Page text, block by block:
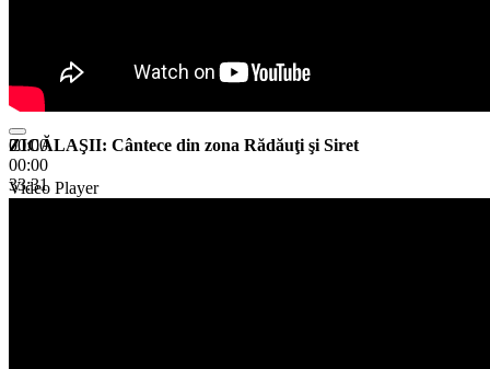
00:00
00:00
33:31
ZICĂLAŞII: Cântece din zona Rădăuţi şi Siret
Video Player